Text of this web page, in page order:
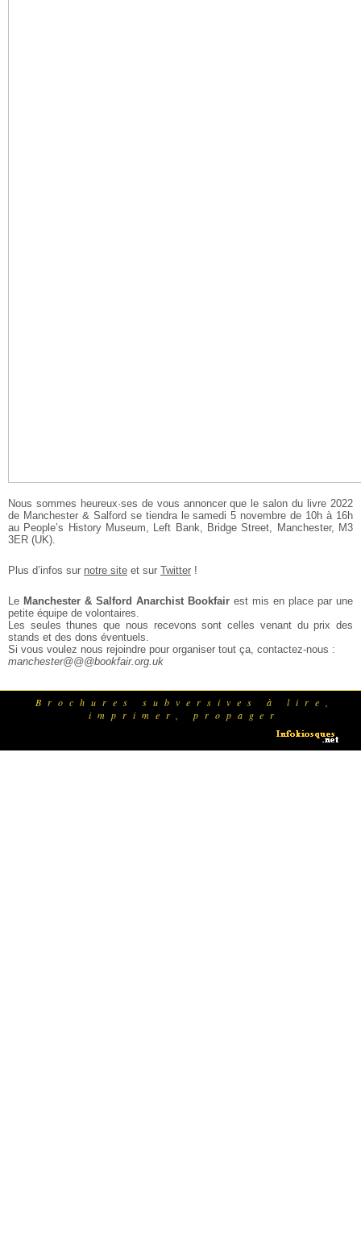
Nous sommes heureux·ses de vous annoncer que le salon du livre 2022
de Manchester & Salford se tiendra le samedi 5 novembre de 10h à 16h
au People’s History Museum, Left Bank, Bridge Street, Manchester, M3
3ER (UK).
Plus d’infos sur notre site et sur Twitter !
Le Manchester & Salford Anarchist Bookfair est mis en place par une
petite équipe de volontaires.
Les seules thunes que nous recevons sont celles venant du prix des
stands et des dons éventuels.
Si vous voulez nous rejoindre pour organiser tout ça, contactez-nous :
manchester@@@bookfair.org.uk
Brochures subversives à lire,
imprimer, propager